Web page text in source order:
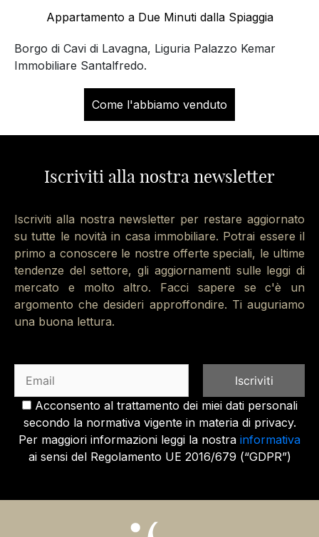
I NOSTRI SUCCESSI
Borgo di Cavi di Lavagna, Liguria Palazzo Kemar
Immobiliare Santalfredo.
Come l'abbiamo venduto
Iscriviti alla nostra newsletter
Iscriviti alla nostra newsletter per restare aggiornato
su tutte le novità in casa immobiliare. Potrai essere il
primo a conoscere le nostre offerte speciali, le ultime
tendenze del settore, gli aggiornamenti sulle leggi di